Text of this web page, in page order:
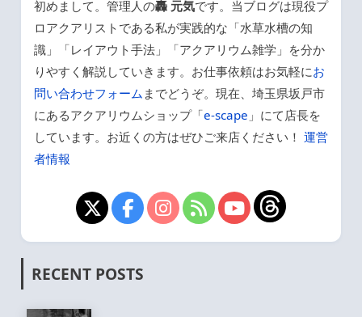
初めまして。管理人の轟 元気です。当ブログは現役プ
ロアクアリストである私が実践的な「水草水槽の知
識」「レイアウト手法」「アクアリウム雑学」を分か
りやすく解説していきます。お仕事依頼はお気軽にお
問い合わせフォーム までどうぞ。現在、埼玉県坂戸市
にあるアクアリウムショップ「e-scape 」にて店長を
しています。お近くの方はぜひご来店ください！ 運営
者情報
RECENT POSTS